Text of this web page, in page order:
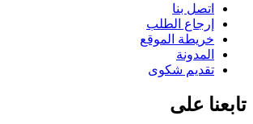
اتصل بنا
إرجاع الطلب
خريطة الموقع
المدونة
تقديم شكوى
تابعنا على